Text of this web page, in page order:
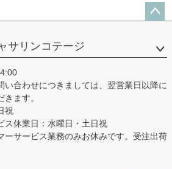
ップ
サリンコテージ
合わせにつきましては、翌営業日以降に
ます。
祝
ス休業日：水曜日・土日祝
サービス業務のみお休みです。受注出荷